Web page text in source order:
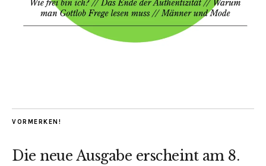
VORMERKEN!
Die neue Ausgabe erscheint am 8.